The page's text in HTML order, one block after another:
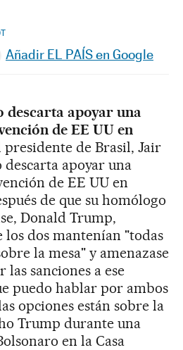
en Facebook
en Twitter
Redes Sociales
Añadir EL PAÍS en Google
descarta apoyar una
de EE UU en
presidente de Brasil, Jair
descarta apoyar una
de EE UU en
de que su homólogo
Donald Trump,
los dos mantenían "todas
la mesa" y amenazase
las sanciones a ese
puedo hablar por ambos
opciones están sobre la
Trump durante una
en la Casa